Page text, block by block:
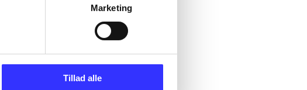
Marketing
Tillad alle